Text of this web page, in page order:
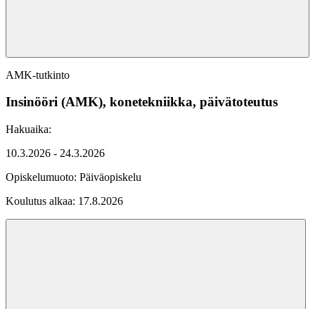
AMK-tutkinto
Insinööri (AMK), konetekniikka, päivätoteutus
Hakuaika:
10.3.2026 - 24.3.2026
Opiskelumuoto: Päiväopiskelu
Koulutus alkaa: 17.8.2026